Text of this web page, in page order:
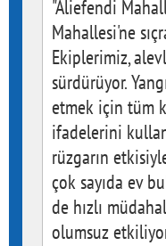
"Aliefendi
Mahallesi'ne
Ekiplerimiz,
sürdürüyor.
etmek için tüm
ifadelerini
rüzgarın
çok sayıda ev
de hızlı
olumsuz